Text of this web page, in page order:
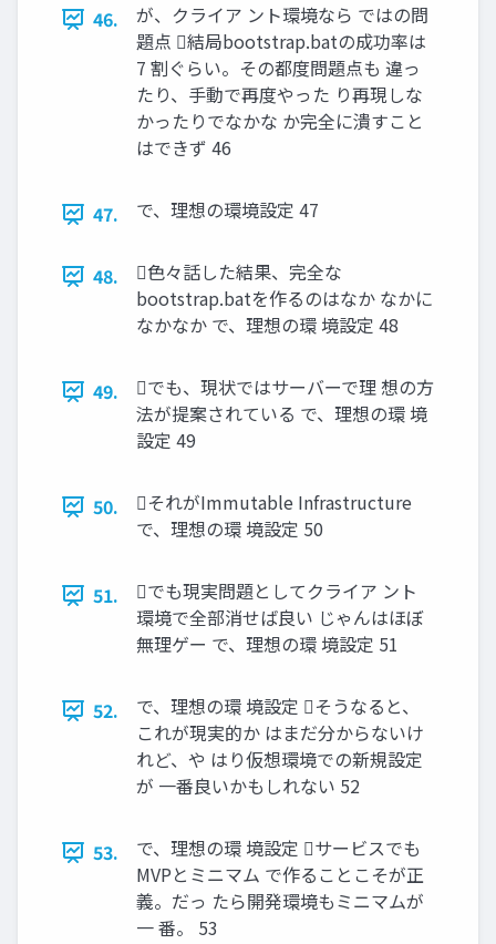
46.
が、クライア ント環境なら ではの問
題点 結局bootstrap.batの成功率は
7 割ぐらい。その都度問題点も 違っ
たり、手動で再度やった り再現しな
かったりでなかな か完全に潰すこと
はできず 46
47. で、理想の環境設定 47
48.
色々話した結果、完全な
bootstrap.batを作るのはなか なかに
なかなか で、理想の環 境設定 48
49.
でも、現状ではサーバーで理 想の方
法が提案されている で、理想の環 境
設定 49
50.
それがImmutable Infrastructure
で、理想の環 境設定 50
51.
でも現実問題としてクライア ント
環境で全部消せば良い じゃんはほぼ
無理ゲー で、理想の環 境設定 51
52.
で、理想の環 境設定 そうなると、
これが現実的か はまだ分からないけ
れど、や はり仮想環境での新規設定
が 一番良いかもしれない 52
53.
で、理想の環 境設定 サービスでも
MVPとミニマム で作ることこそが正
義。だっ たら開発環境もミニマムが
一 番。 53